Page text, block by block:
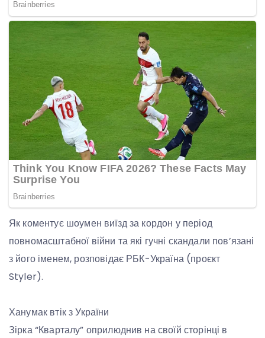
Як коментує шоумен виїзд за кордон у період
повномасштабної війни та які гучні скандали пов’язані
з його іменем, розповідає РБК-Україна (проєкт
Styler).
Ханумак втік з України
Зірка “Кварталу” оприлюднив на своїй сторінці в